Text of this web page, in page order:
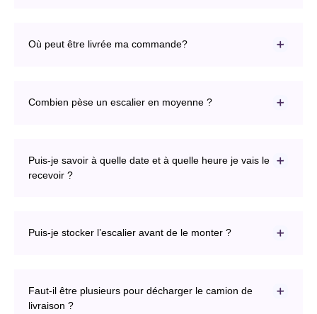
Où peut être livrée ma commande?
Combien pèse un escalier en moyenne ?
Puis-je savoir à quelle date et à quelle heure je vais le
recevoir ?
Puis-je stocker l’escalier avant de le monter ?
Faut-il être plusieurs pour décharger le camion de
livraison ?